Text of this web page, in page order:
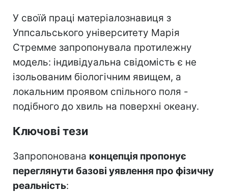
У своїй праці матеріалознавиця з
Уппсальського університету Марія
Стремме запропонувала протилежну
модель: індивідуальна свідомість є не
ізольованим біологічним явищем, а
локальним проявом спільного поля -
подібного до хвиль на поверхні океану.
Ключові тези
Запропонована концепція пропонує
переглянути базові уявлення про фізичну
реальність: